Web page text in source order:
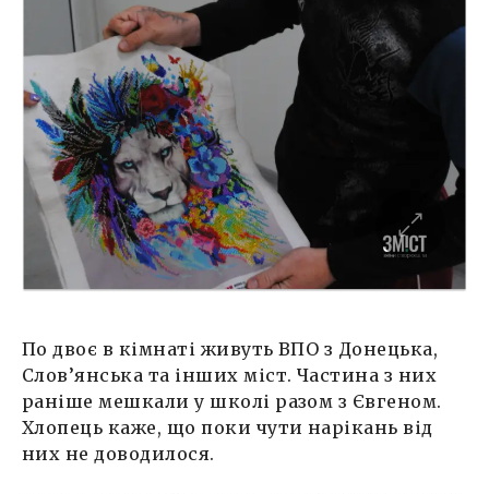
По двоє в кімнаті живуть ВПО з Донецька,
Слов’янська та інших міст. Частина з них
раніше мешкали у школі разом з Євгеном.
Хлопець каже, що поки чути нарікань від
них не доводилося.